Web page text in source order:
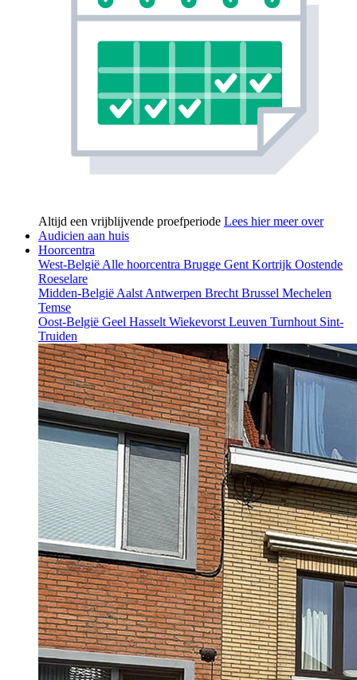
Altijd een vrijblijvende proefperiode Lees hier meer over
Audicien aan huis
Hoorcentra
West-België Alle hoorcentra Brugge Gent Kortrijk Oostende
Roeselare
Midden-België Aalst Antwerpen Brecht Brussel Mechelen
Temse
Oost-België Geel Hasselt Wiekevorst Leuven Turnhout Sint-
Truiden